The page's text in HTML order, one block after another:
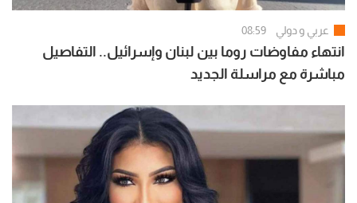
عربي و دولي 08:59
انتهاء مفاوضات روما بين لبنان وإسرائيل.. التفاصيل
مباشرة مع مراسلة الجديد